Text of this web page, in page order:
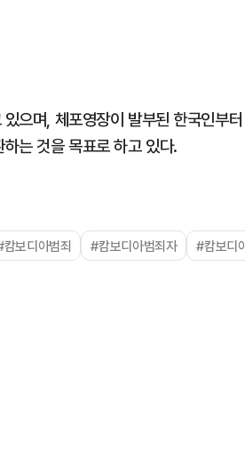
으며, 체포영장이 발부된 한국인부
는 것을 목표로 하고 있다.
보디아범죄 #캄보디아범죄자 #캄보디